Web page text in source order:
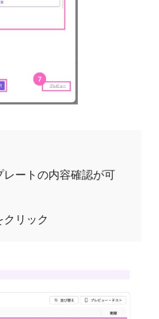
ートの内容確認が可
リック